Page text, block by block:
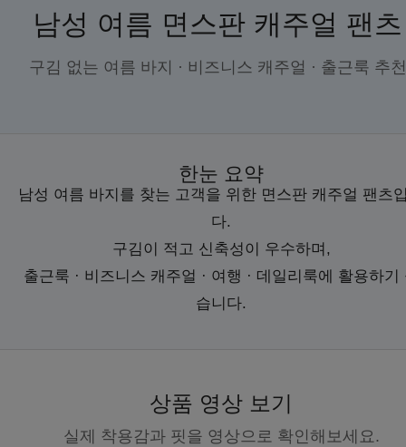
남성 여름 면스판 캐주얼 팬츠
구김 없는 여름 바지 · 비즈니스 캐주얼 · 출근룩 추천
한눈 요약
남성 여름 바지를 찾는 고객을 위한 면스판 캐주얼 팬츠
다.
구김이 적고 신축성이 우수하며,
출근룩 · 비즈니스 캐주얼 · 여행 · 데일리룩에 활용하기
습니다.
상품 영상 보기
실제 착용감과 핏을 영상으로 확인해보세요.